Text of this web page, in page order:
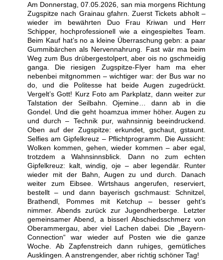
Am Donnerstag, 07.05.2026, san mia morgens Richtung
Zugspitze nach Grainau gfahrn. Zuerst Tickets abholt –
wieder im bewährten Duo Frau Kriwan und Herr
Schipper, hochprofessionell wie a eingespieltes Team.
Beim Kauf hat’s no a kleine Überraschung gebn: a paar
Gummibärchen als Nervennahrung. Fast wär ma beim
Weg zum Bus drübergestolpert, aber ois no gschmeidig
ganga. Die riesigen Zugspitze-Flyer ham ma eher
nebenbei mitgnommen – wichtiger war: der Bus war no
do, und die Politesse hat beide Augen zugedrückt.
Vergelt’s Gott! Kurz Foto am Parkplatz, dann weiter zur
Talstation der Seilbahn. Ojemine… dann ab in die
Gondel. Und die geht hoamzua immer höher. Augen zu
und durch – Technik pur, wahnsinnig beeindruckend.
Oben auf der Zugspitze: erkundet, gschaut, gstaunt.
Selfies am Gipfelkreuz – Pflichtprogramm. Die Aussicht:
Wolken kommen, gehen, wieder kommen – aber egal,
trotzdem a Wahnsinnsblick. Dann no zum echten
Gipfelkreuz: kalt, windig, oje – aber legendär. Runter
wieder mit der Bahn, Augen zu und durch. Danach
weiter zum Eibsee. Wirtshaus angerufen, reserviert,
bestellt – und dann bayerisch gschmaust: Schnitzel,
Brathendl, Pommes mit Ketchup – besser geht’s
nimmer. Abends zurück zur Jugendherberge. Letzter
gemeinsamer Abend, a bisserl Abschiedsschmerz von
Oberammergau, aber viel Lachen dabei. Die „Bayern-
Connection“ war wieder auf Posten wie die ganze
Woche. Ab Zapfenstreich dann ruhiges, gemütliches
Ausklingen. A anstrengender, aber richtig schöner Tag!